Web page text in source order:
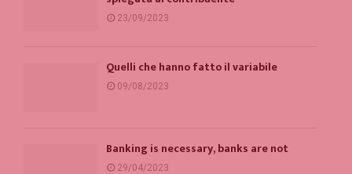
23/09/2023
Quelli che hanno fatto il variabile
09/08/2023
Banking is necessary, banks are not
29/04/2023